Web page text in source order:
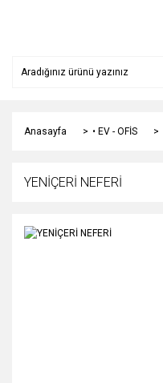
Anasayfa • EV - OFİS
YENİÇERİ NEFERİ